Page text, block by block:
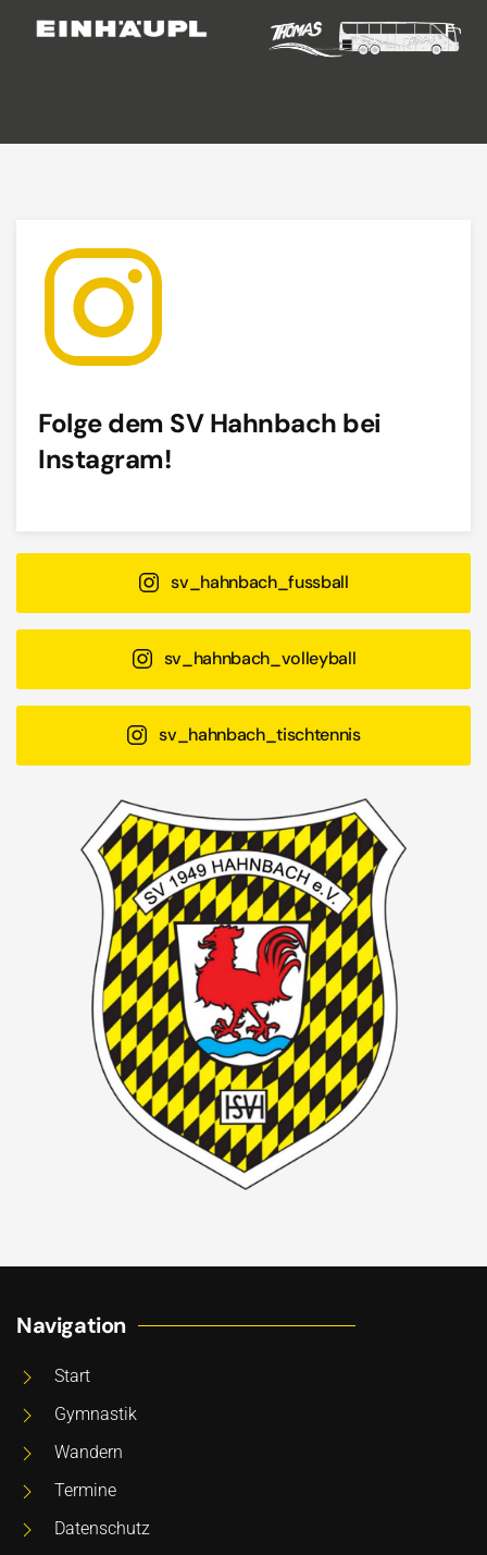
Folge dem SV Hahnbach bei
Instagram!
sv_hahnbach_fussball
sv_hahnbach_volleyball
sv_hahnbach_tischtennis
Navigation
Start
Gymnastik
Wandern
Termine
Datenschutz